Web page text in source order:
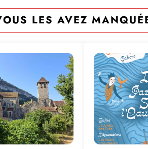
LES AVEZ